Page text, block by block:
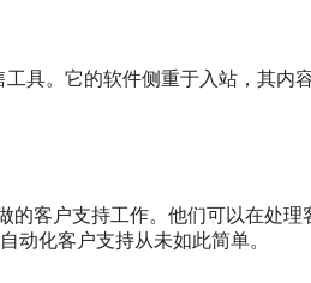
具。它的软件侧重于入站，其内
的客户支持工作。他们可以在处
动化客户支持从未如此简单。